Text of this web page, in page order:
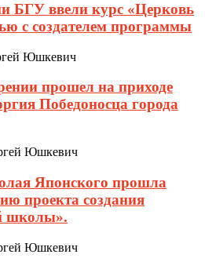
БГУ ввели курс «Церковь
с создателем программы
Юшкевич
прошел на приходе
Победоносца города
Юшкевич
Японского прошла
проекта создания
школы».
Юшкевич